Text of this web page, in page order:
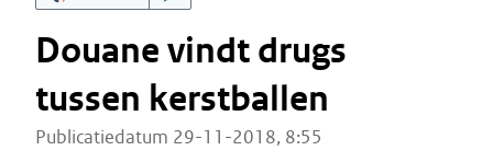
Douane vindt drugs
tussen kerstballen
Publicatiedatum 29-11-2018, 8:55